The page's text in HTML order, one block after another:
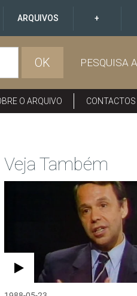
ARQUIVOS +
OK PESQUISA
O ARQUIVO CONTACTOS
Veja Também